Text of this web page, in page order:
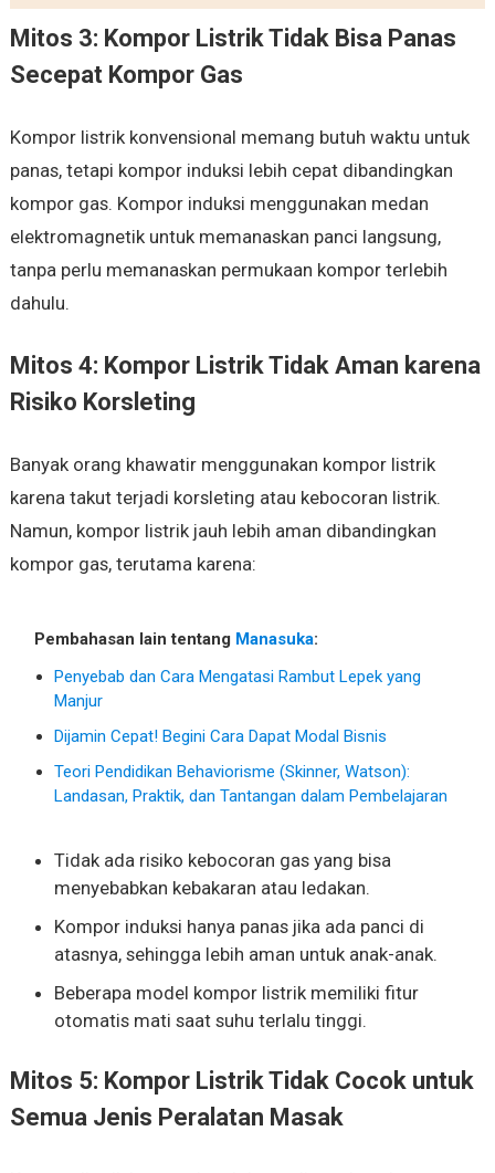
Mitos 3: Kompor Listrik Tidak Bisa Panas
Secepat Kompor Gas
Kompor listrik konvensional memang butuh waktu untuk
panas, tetapi kompor induksi lebih cepat dibandingkan
kompor gas. Kompor induksi menggunakan medan
elektromagnetik untuk memanaskan panci langsung,
tanpa perlu memanaskan permukaan kompor terlebih
dahulu.
Mitos 4: Kompor Listrik Tidak Aman karena
Risiko Korsleting
Banyak orang khawatir menggunakan kompor listrik
karena takut terjadi korsleting atau kebocoran listrik.
Namun, kompor listrik jauh lebih aman dibandingkan
kompor gas, terutama karena:
Pembahasan lain tentang Manasuka:
Penyebab dan Cara Mengatasi Rambut Lepek yang
Manjur
Dijamin Cepat! Begini Cara Dapat Modal Bisnis
Teori Pendidikan Behaviorisme (Skinner, Watson):
Landasan, Praktik, dan Tantangan dalam Pembelajaran
Tidak ada risiko kebocoran gas yang bisa
menyebabkan kebakaran atau ledakan.
Kompor induksi hanya panas jika ada panci di
atasnya, sehingga lebih aman untuk anak-anak.
Beberapa model kompor listrik memiliki fitur
otomatis mati saat suhu terlalu tinggi.
Mitos 5: Kompor Listrik Tidak Cocok untuk
Semua Jenis Peralatan Masak